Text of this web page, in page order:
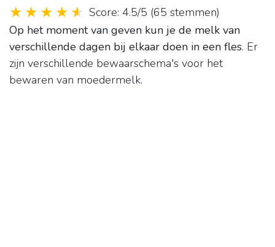
Score: 4.5/5 (65 stemmen)
Op het moment van geven kun je de melk van
verschillende dagen bij elkaar doen in een fles. Er
zijn verschillende bewaarschema's voor het
bewaren van moedermelk.